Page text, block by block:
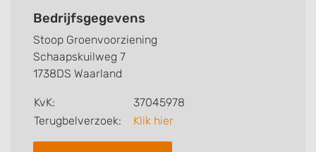
kunt u snel zien welke zaken Stoop Groenvoorziening
of review achterlaten als u al ervaring heeft met dit
bedrijf.
Zoekt u een ander bedrijf? Bekijk dan andere
hoveniers en bedrijven inWaarland
Bedrijfsgegevens
Stoop Groenvoorziening
Schaapskuilweg 7
1738DS Waarland
KvK:
37045978
Terugbelverzoek:
Klik hier